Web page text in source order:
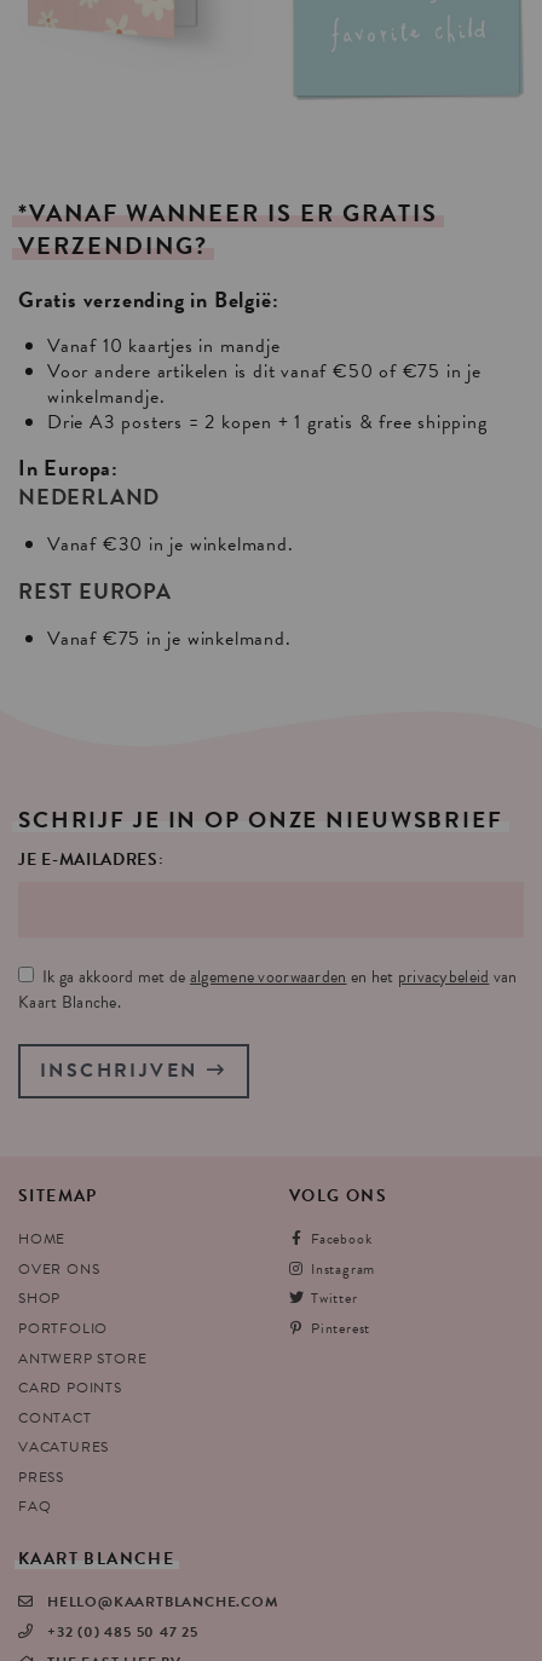
*VANAF WANNEER IS ER GRATIS
VERZENDING?
Gratis verzending in België:
Vanaf 10 kaartjes in mandje
Voor andere artikelen is dit vanaf €50 of €75 in je
winkelmandje.
Drie A3 posters = 2 kopen + 1 gratis & free shipping
In Europa:
NEDERLAND
Vanaf €30 in je winkelmand.
REST EUROPA
Vanaf €75 in je winkelmand.
SCHRIJF JE IN OP ONZE NIEUWSBRIEF
JE E-MAILADRES:
Ik ga akkoord met dealgemene voorwaarden en het privacybeleid van
Kaart Blanche.
INSCHRIJVEN
SITEMAP
HOME
OVER ONS
SHOP
PORTFOLIO
ANTWERP STORE
CARD POINTS
CONTACT
VACATURES
PRESS
FAQ
VOLG ONS
Facebook
Instagram
Twitter
Pinterest
KAART BLANCHE
HELLO@KAARTBLANCHE.COM
+32 (0) 485 50 47 25